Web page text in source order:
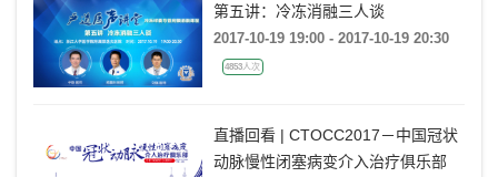
第五讲：冷冻消融三人谈
2017-10-19 19:00 - 2017-10-19 20:30
4853人次
直播回看 | CTOCC2017－中国冠状
动脉慢性闭塞病变介入治疗俱乐部